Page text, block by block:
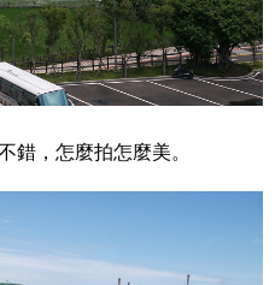
錯，怎麼拍怎麼美。